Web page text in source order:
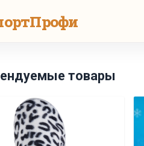
товары